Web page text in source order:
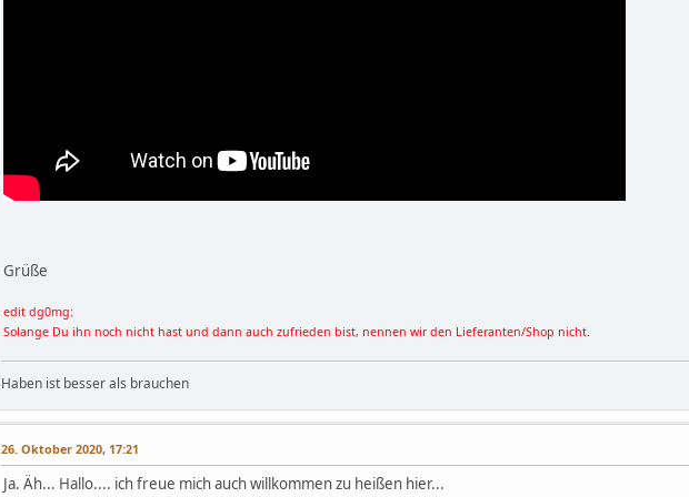
Grüße
edit dg0mg:
Solange Du ihn noch nicht hast und dann auch zufrieden bist, nennen wir den Lieferanten/Shop nicht.
Haben ist besser als brauchen
26. Oktober 2020, 17:21
Ja. Äh... Hallo.... ich freue mich auch willkommen zu heißen hier...